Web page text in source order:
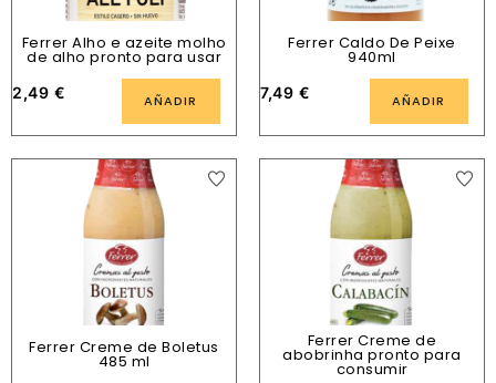
Ferrer Alho e azeite molho
de alho pronto para usar
2,49 € AÑADIR
Ferrer Caldo De Peixe
940ml
7,49 € AÑADIR
Ferrer Creme de Boletus
485 ml
Ferrer Creme de
abobrinha pronto para
consumir